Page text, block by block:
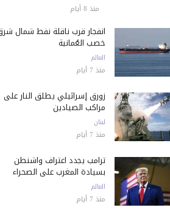
منذ 8 أيام
انفجار قرب ناقلة نفط شمال
خصب العُمانية
العالم
منذ 7 أيام
زورق إسرائيلي يطلق النار على
مراكب الصيادين
لبنان
منذ 7 أيام
ترامب يجدد اعتراف واشنطن
بسيادة المغرب على الصحراء
العالم
منذ 7 أيام